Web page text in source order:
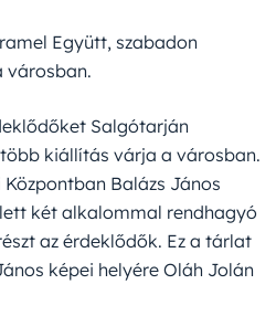
Együtt, szabadon
városban.
Salgótarján
kiállítás várja a városban.
Balázs János
két alkalommal rendhagyó
az érdeklődők. Ez a tárlat
képei helyére Oláh Jolán